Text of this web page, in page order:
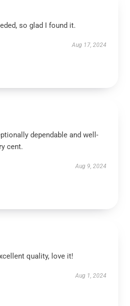
so glad I found it.
Aug 17, 2024
dependable and well-
cent.
Aug 9, 2024
quality, love it!
Aug 1, 2024